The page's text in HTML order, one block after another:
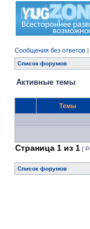
Сообщения без ответов |
Список форумов
Активные темы
Темы
Страница 1 из 1 [
Список форумов